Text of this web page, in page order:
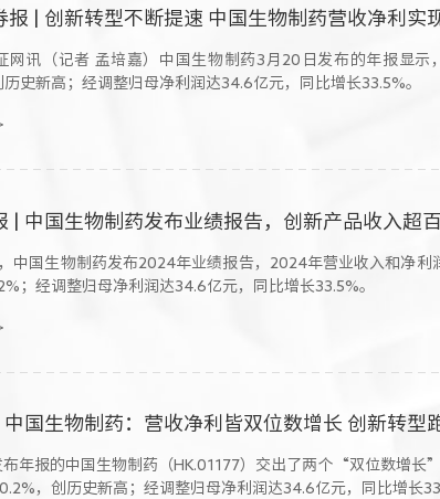
报 | 创新转型不断提速 中国生物制药营收净利实
网讯（记者 孟培嘉）中国生物制药3月20日发布的年报显
史新高；经调整归母净利润达34.6亿元，同比增长33.5%。
| 中国生物制药发布业绩报告，创新产品收入超
中国生物制药发布2024年业绩报告，2024年营业收入和净利
；经调整归母净利润达34.6亿元，同比增长33.5%。
中国生物制药：营收净利皆双位数增长 创新转型
年报的中国生物制药（HK.01177）交出了两个“双位数增长
，创历史新高；经调整归母净利润达34.6亿元，同比增长